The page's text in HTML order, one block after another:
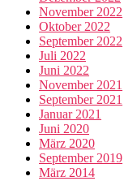
November 2022
Oktober 2022
September 2022
Juli 2022
Juni 2022
November 2021
September 2021
Januar 2021
Juni 2020
März 2020
September 2019
März 2014